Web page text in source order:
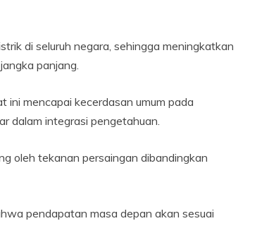
di seluruh negara, sehingga meningkatkan
panjang.
ini mencapai kecerdasan umum pada
dalam integrasi pengetahuan.
oleh tekanan persaingan dibandingkan
pendapatan masa depan akan sesuai